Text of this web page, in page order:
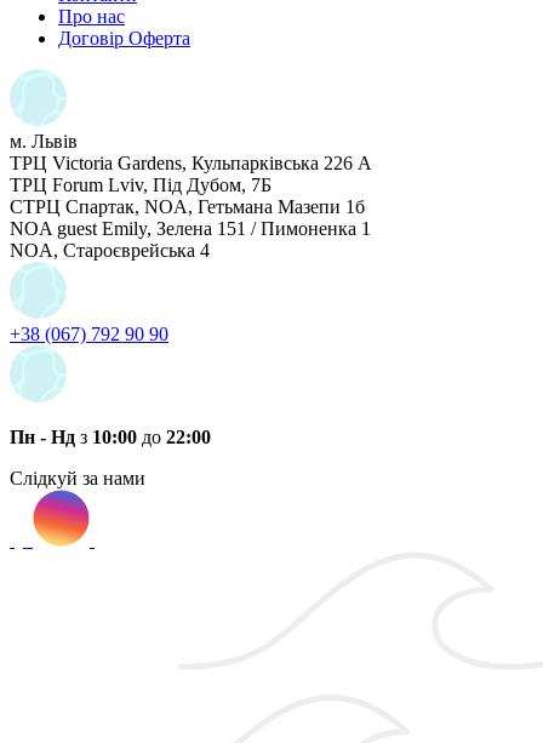
Про нас
Договір Оферта
м. Львів
ТРЦ Victoria Gardens, Кульпарківська 226 А
ТРЦ Forum Lviv, Під Дубом, 7Б
СТРЦ Спартак, NOA, Гетьмана Мазепи 1б
NOA guest Emily, Зелена 151 / Пимоненка 1
NOA, Староєврейська 4
+38 (067) 792 90 90
Пн - Нд з 10:00 до 22:00
Слідкуй за нами